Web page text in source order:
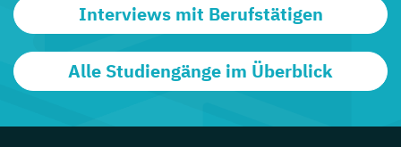
Interviews mit Berufstätigen
Alle Studiengänge im Überblick